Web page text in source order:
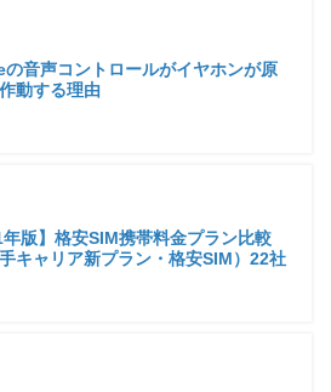
音声コントロールがイヤホンが原
動する理由
年版】格安SIM携帯料金プラン比較
キャリア新プラン・格安SIM）22社